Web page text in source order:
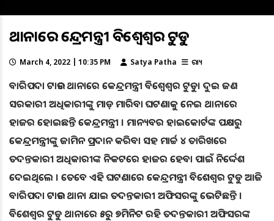
ଥାନାରେ କେନ୍ଦ୍ରମନ୍ତ୍ରୀ ବିଶ୍ୱେଶ୍ୱର ଟୁଡୁ
March 4, 2022 | 10:35 PM Satya Patha ରାଜ୍ୟ
ବାରିପଦା ଟାଉନ ଥାନାରେ କେନ୍ଦ୍ରମନ୍ତ୍ରୀ ବିଶ୍ୱେଶ୍ୱର ଟୁଡୁ। ଦୁଇ ଜଣ
ସରକାରୀ ଅଧିକାରୀଙ୍କୁ ମାଡ଼ ମାରିବା ଘଟଣାକୁ ନେଇ ଥାନାରେ
ହାଜର ହୋଇଛନ୍ତି କେନ୍ଦ୍ରମନ୍ତ୍ରୀ । ମାନ୍ୟବର ହାଇକୋର୍ଟଙ୍କ ପକ୍ଷରୁ
କେନ୍ଦ୍ରମନ୍ତ୍ରୀଙ୍କୁ ଜାମିନ ପ୍ରଦାନ କରିବା ସହ ମାର୍ଚ୍ଚ ୪ ତାରିଖରେ
ତଦନ୍ତକାରୀ ଅଧିକାରୀଙ୍କ ନିକଟରେ ହାଜର ହେବା ପାଇଁ ନିର୍ଦ୍ଦେଶ
ଦେଇଥିଲେ । ତେବେ ଏହି ଘଟଣାରେ କେନ୍ଦ୍ରମନ୍ତ୍ରୀ ବିଶେଶ୍ୱର ଟୁଡୁ ଆଜି
ବାରିପଦା ଟାଉନ ଥାନା ଯାଇ ତଦନ୍ତକାରୀ ଅଫିସରଙ୍କୁ ଭେଟିଛନ୍ତି ।
ବିଶେଶ୍ୱର ଟୁଡୁ ଥାନାରେ ୫ରୁ ୭ମିନିଟ ରହି ତଦନ୍ତକାରୀ ଅଫିସରଙ୍କ